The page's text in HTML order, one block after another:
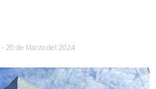
- 20 de Marzo del 2024